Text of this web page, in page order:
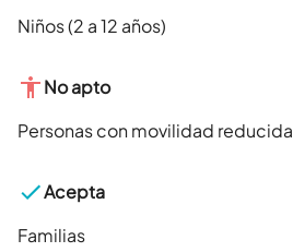
Niños (2 a 12 años)
No apto
Personas con movilidad reducida
Acepta
Familias